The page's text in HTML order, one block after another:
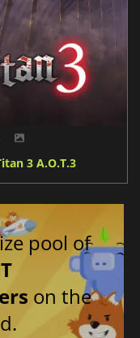
3 A.O.T.3
pool of
on the